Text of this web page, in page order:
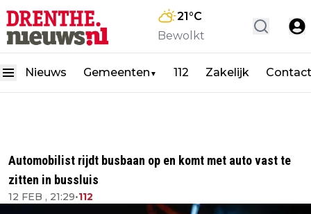
21°C
Bewolkt
Nieuws Gemeenten ▼ 112 Zakelijk Contact
Automobilist rijdt busbaan op en komt met auto vast te
zitten in bussluis
12 FEB , 21:29•112